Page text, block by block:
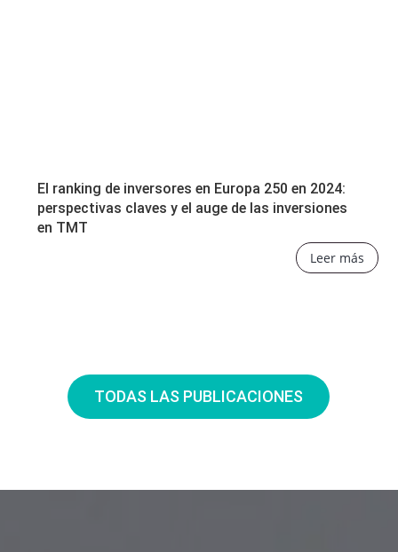
El ranking de inversores en Europa 250 en 2024:
perspectivas claves y el auge de las inversiones
en TMT
Leer más
TODAS LAS PUBLICACIONES